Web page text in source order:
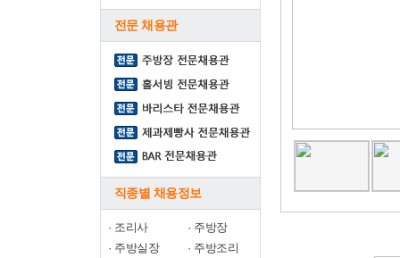
전문 채용관
직종별 채용정보
· 조리사 · 주방장
· 주방실장 · 주방조리